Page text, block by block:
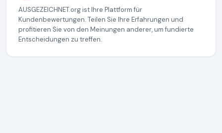
AUSGEZEICHNET.org ist Ihre Plattform für
Kundenbewertungen. Teilen Sie Ihre Erfahrungen und
profitieren Sie von den Meinungen anderer, um fundierte
Entscheidungen zu treffen.